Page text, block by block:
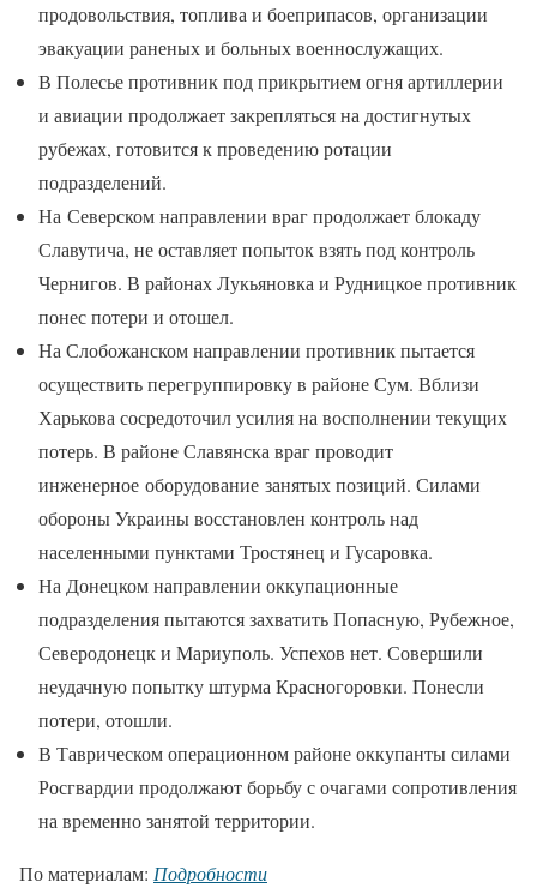
продовольствия, топлива и боеприпасов, организации
эвакуации раненых и больных военнослужащих.
В Полесье противник под прикрытием огня артиллерии
и авиации продолжает закрепляться на достигнутых
рубежах, готовится к проведению ротации
подразделений.
На Северском направлении враг продолжает блокаду
Славутича, не оставляет попыток взять под контроль
Чернигов. В районах Лукьяновка и Рудницкое противник
понес потери и отошел.
На Слобожанском направлении противник пытается
осуществить перегруппировку в районе Сум. Вблизи
Харькова сосредоточил усилия на восполнении текущих
потерь. В районе Славянска враг проводит
инженерное оборудование занятых позиций. Силами
обороны Украины восстановлен контроль над
населенными пунктами Тростянец и Гусаровка.
На Донецком направлении оккупационные
подразделения пытаются захватить Попасную, Рубежное,
Северодонецк и Мариуполь. Успехов нет. Совершили
неудачную попытку штурма Красногоровки. Понесли
потери, отошли.
В Таврическом операционном районе оккупанты силами
Росгвардии продолжают борьбу с очагами сопротивления
на временно занятой территории.
По материалам: Подробности